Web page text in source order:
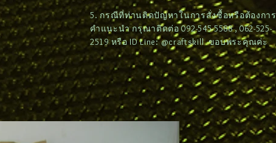
5. กรณีที่ท่านติดปัญหาในการสั่งซื้อหรือต้องการ
คำแนะนำ กรุณาติดต่อ 092-545-5588 , 062-525-
2519 หรือ ID Line: @craftskill ขอบพระคุณค่ะ